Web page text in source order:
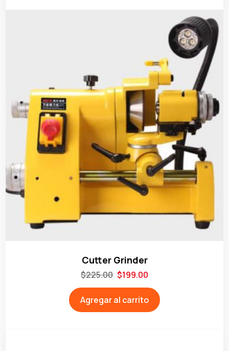
Cutter Grinder
$225.00 $199.00
Agregar al carrito